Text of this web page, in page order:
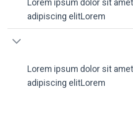
Lorem ipsum dolor sit
adipiscing elitLorem
Lorem ipsum dolor sit
adipiscing elitLorem